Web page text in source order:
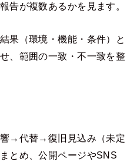
告が複数あるかを見ます。
果（環境・機能・条件）と
、範囲の一致・不一致を整
→代替→復旧見込み（未定
とめ、公開ページやSNS